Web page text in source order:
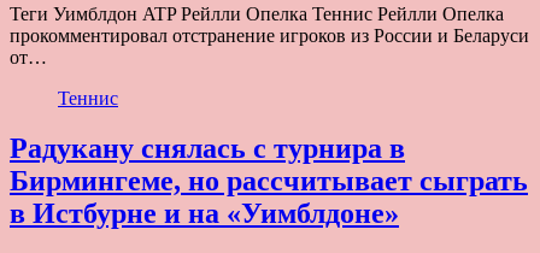
Теги Уимблдон ATP Рейлли Опелка Теннис Рейлли Опелка
прокомментировал отстранение игроков из России и Беларуси
от…
Теннис
Радукану снялась с турнира в
Бирмингеме, но рассчитывает сыграть
в Истбурне и на «Уимблдоне»